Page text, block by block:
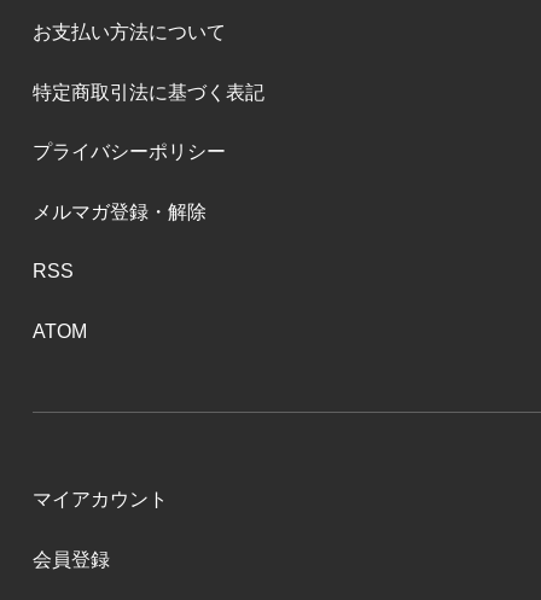
お支払い方法について
特定商取引法に基づく表記
プライバシーポリシー
メルマガ登録・解除
RSS
ATOM
マイアカウント
会員登録